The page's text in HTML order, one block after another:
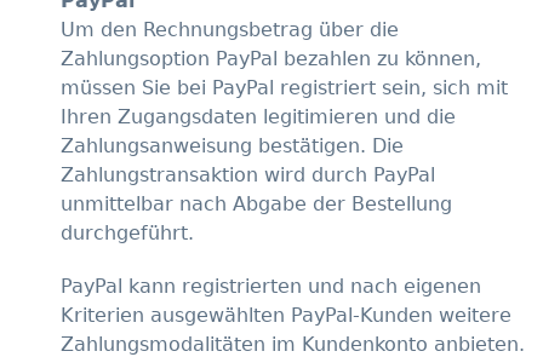
Um den Rechnungsbetrag über die
Zahlungsoption PayPal bezahlen zu können,
müssen Sie bei PayPal registriert sein, sich mit
Ihren Zugangsdaten legitimieren und die
Zahlungsanweisung bestätigen. Die
Zahlungstransaktion wird durch PayPal
unmittelbar nach Abgabe der Bestellung
durchgeführt.
PayPal kann registrierten und nach eigenen
Kriterien ausgewählten PayPal-Kunden weitere
Zahlungsmodalitäten im Kundenkonto anbieten.